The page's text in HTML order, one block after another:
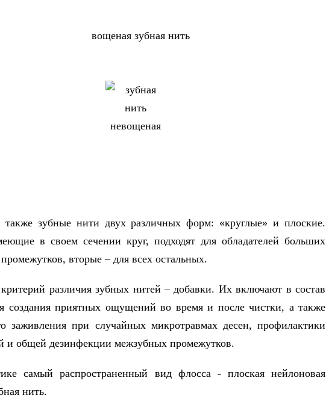
также зубные нити двух различных форм: «круглые» и плоские.
в своем сечении круг, подходят для обладателей больших
вторые – для всех остальных.
различия зубных нитей – добавки. Их включают в состав
создания приятных ощущений во время и после чистки, а также
заживления при случайных микротравмах десен, профилактики
и общей дезинфекции межзубных промежутков.
самый распространенный вид флосса - плоская нейлоновая
нить.